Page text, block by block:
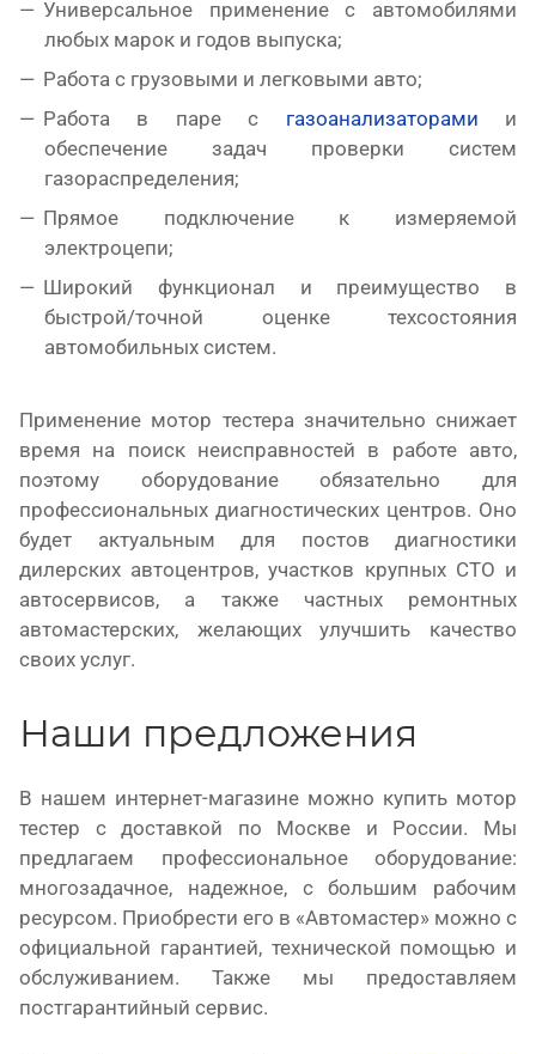
Универсальное применение с автомобилями
любых марок и годов выпуска;
Работа с грузовыми и легковыми авто;
Работа в паре с газоанализаторами и
обеспечение задач проверки систем
газораспределения;
Прямое подключение к измеряемой
электроцепи;
Широкий функционал и преимущество в
быстрой/точной оценке техсостояния
автомобильных систем.
Применение мотор тестера значительно снижает
время на поиск неисправностей в работе авто,
поэтому оборудование обязательно для
профессиональных диагностических центров. Оно
будет актуальным для постов диагностики
дилерских автоцентров, участков крупных СТО и
автосервисов, а также частных ремонтных
автомастерских, желающих улучшить качество
своих услуг.
Наши предложения
В нашем интернет-магазине можно купить мотор
тестер с доставкой по Москве и России. Мы
предлагаем профессиональное оборудование:
многозадачное, надежное, с большим рабочим
ресурсом. Приобрести его в «Автомастер» можно с
официальной гарантией, технической помощью и
обслуживанием. Также мы предоставляем
постгарантийный сервис.